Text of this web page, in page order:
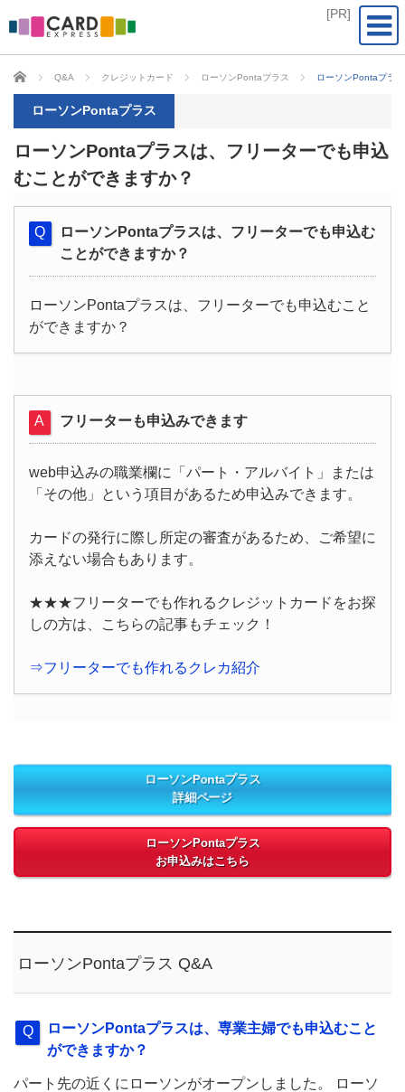
CARD EXPRESS
Q&A クレジットカード ローソンPontaプラス ローソンPontaプラ
ローソンPontaプラス
ローソンPontaプラスは、フリーターでも申込
むことができますか？
ローソンPontaプラスは、フリーターでも申込む
ことができますか？
ローソンPontaプラスは、フリーターでも申込むこと
ができますか？
フリーターも申込みできます
web申込みの職業欄に「パート・アルバイト」または
「その他」という項目があるため申込みできます。
カードの発行に際し所定の審査があるため、ご希望に
添えない場合もあります。
★★★フリーターでも作れるクレジットカードをお探
しの方は、こちらの記事もチェック！
⇒フリーターでも作れるクレカ紹介
ローソンPontaプラス
詳細ページ
ローソンPontaプラス
お申込みはこちら
ローソンPontaプラス Q&A
ローソンPontaプラスは、専業主婦でも申込むこと
ができますか？
パート先の近くにローソンがオープンしました。 ローソ